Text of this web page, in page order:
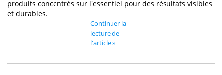
produits concentrés sur l'essentiel pour des résultats visibles
et durables.
Continuer la
lecture de
l'article »